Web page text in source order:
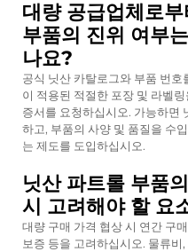
대량 공급업체로
부품의 진위 여부
나요?
공식 닛산 카탈로그와 부품 번
이 적용된 적절한 포장 및 라벨
증서를 요청하십시오. 가능하면
하고, 부품의 사양 및 품질을 수
는 제도를 도입하십시오.
닛산 파트롤 부품
시 고려해야 할 요
대량 구매 가격 협상 시 연간 구
보증 등을 고려하십시오. 물류